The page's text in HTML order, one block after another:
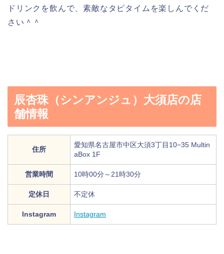
ドリンクを飲んで、素敵なタピタイムを楽しんでくだ
さい＾＾
辰杏珠（シンアンジュ）大須店の店
舗情報
住所
愛知県名古屋市中区大須3丁目10−35 Multin
aBox 1F
営業時間 10時00分～21時30分
定休日 不定休
Instagram Instagram